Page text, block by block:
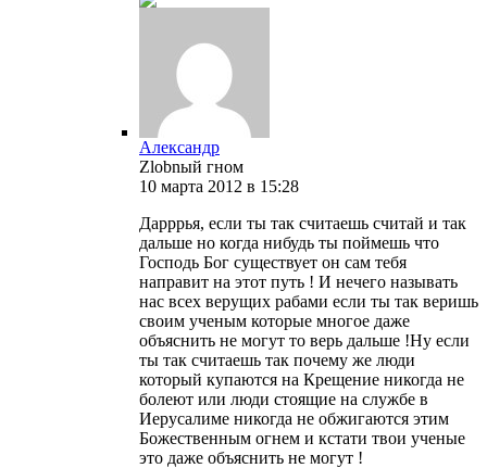
Александр
Zlobnый гном
10 марта 2012 в 15:28
Дарррья, если ты так считаешь считай и так
дальше но когда нибудь ты поймешь что
Господь Бог существует он сам тебя
направит на этот путь ! И нечего называть
нас всех верущих рабами если ты так веришь
своим ученым которые многое даже
объяснить не могут то верь дальше !Ну если
ты так считаешь так почему же люди
который купаются на Крещение никогда не
болеют или люди стоящие на службе в
Иерусалиме никогда не обжигаются этим
Божественным огнем и кстати твои ученые
это даже объяснить не могут !